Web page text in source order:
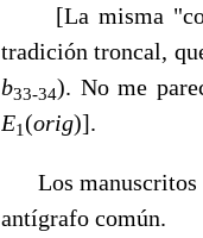
[La misma
tradición troncal,
b33-34). No me
E1(orig)].
Los manuscritos
antígrafo común.